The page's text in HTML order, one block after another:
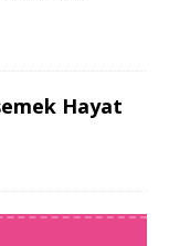
Hayat